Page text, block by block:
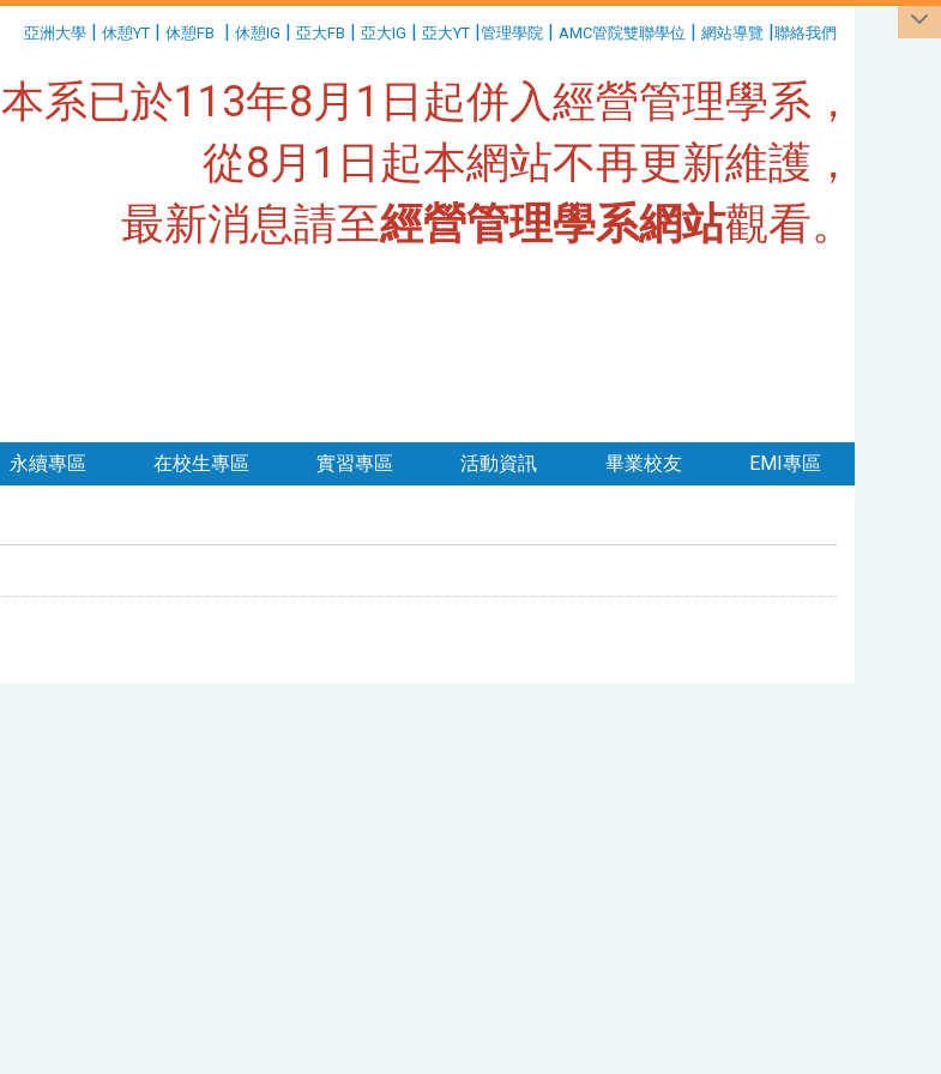
亞洲大學 | 休憩YT | 休憩FB | 休憩IG | 亞大FB | 亞大IG | 亞大YT |管理學院 | AMC管院雙聯學位 | 網站導覽 |聯絡我們
本系已於113年8月1日起併入經營管理學系，
從8月1日起本網站不再更新維護，
最新消息請至經營管理學系網站觀看。
永續專區 在校生專區 實習專區 活動資訊 畢業校友 EMI專區